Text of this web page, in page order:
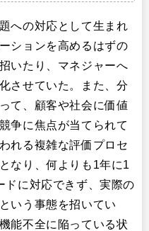
への対応として生まれ
ションを高めるはずの
いたり、マネジャーへ
させていた。また、分
て、顧客や社会に価値
争に焦点が当てられて
れる複雑な評価プロセ
なり、何よりも1年に1
ドに対応できず、実際の
いう事態を招いてい
能不全に陥っている状